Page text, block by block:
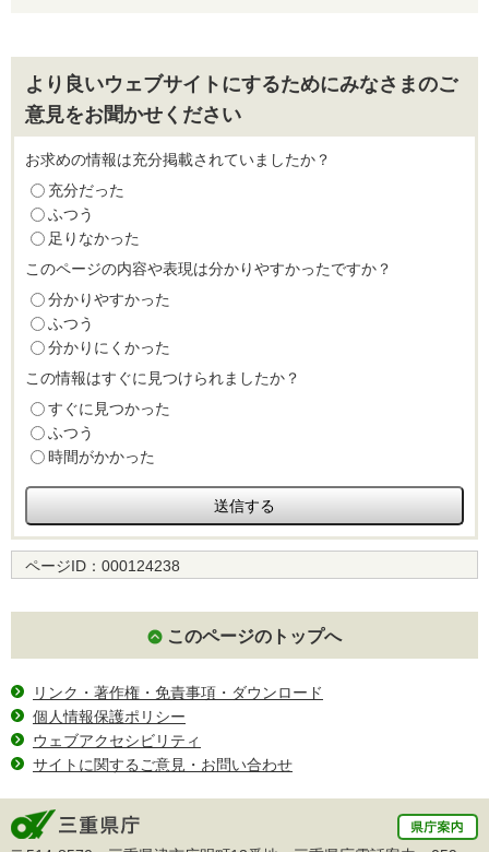
より良いウェブサイトにするためにみなさまのご
意見をお聞かせください
お求めの情報は充分掲載されていましたか？
充分だった
ふつう
足りなかった
このページの内容や表現は分かりやすかったですか？
分かりやすかった
ふつう
分かりにくかった
この情報はすぐに見つけられましたか？
すぐに見つかった
ふつう
時間がかかった
ページID： 000124238
このページのトップへ
リンク・著作権・免責事項・ダウンロード
個人情報保護ポリシー
ウェブアクセシビリティ
サイトに関するご意見・お問い合わせ